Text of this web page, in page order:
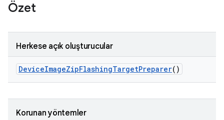
Özet
Herkese açık oluşturucular
DeviceImageZipFlashingTargetPreparer()
Korunan yöntemler